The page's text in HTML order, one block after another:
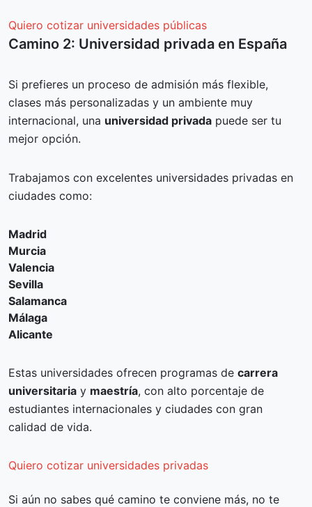
Quiero cotizar universidades públicas
Camino 2: Universidad privada en España
Si prefieres un proceso de admisión más flexible,
clases más personalizadas y un ambiente muy
internacional, una universidad privada puede ser tu
mejor opción.
Trabajamos con excelentes universidades privadas en
ciudades como:
Madrid
Murcia
Valencia
Sevilla
Salamanca
Málaga
Alicante
Estas universidades ofrecen programas de carrera
universitaria y maestría, con alto porcentaje de
estudiantes internacionales y ciudades con gran
calidad de vida.
Quiero cotizar universidades privadas
Si aún no sabes qué camino te conviene más, no te